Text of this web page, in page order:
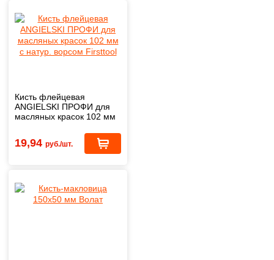
Кисть флейцевая
ANGIELSKI ПРОФИ для
масляных красок 102 мм
19,94 руб./шт.